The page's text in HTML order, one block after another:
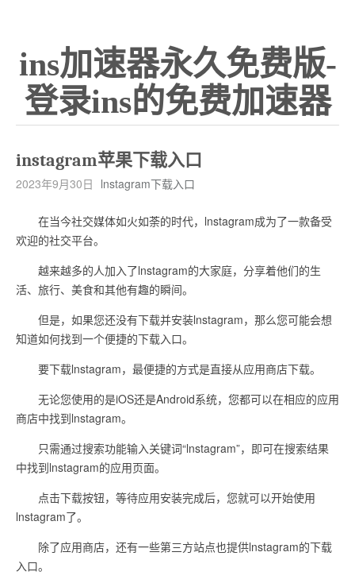
ins加速器永久免费版-
登录ins的免费加速器
instagram苹果下载入口
2023年9月30日 lnstagram下载入口
在当今社交媒体如火如荼的时代，lnstagram成为了一款备受
欢迎的社交平台。
越来越多的人加入了lnstagram的大家庭，分享着他们的生
活、旅行、美食和其他有趣的瞬间。
但是，如果您还没有下载并安装lnstagram，那么您可能会想
知道如何找到一个便捷的下载入口。
要下载lnstagram，最便捷的方式是直接从应用商店下载。
无论您使用的是iOS还是Android系统，您都可以在相应的应用
商店中找到lnstagram。
只需通过搜索功能输入关键词“lnstagram”，即可在搜索结果
中找到lnstagram的应用页面。
点击下载按钮，等待应用安装完成后，您就可以开始使用
lnstagram了。
除了应用商店，还有一些第三方站点也提供lnstagram的下载
入口。